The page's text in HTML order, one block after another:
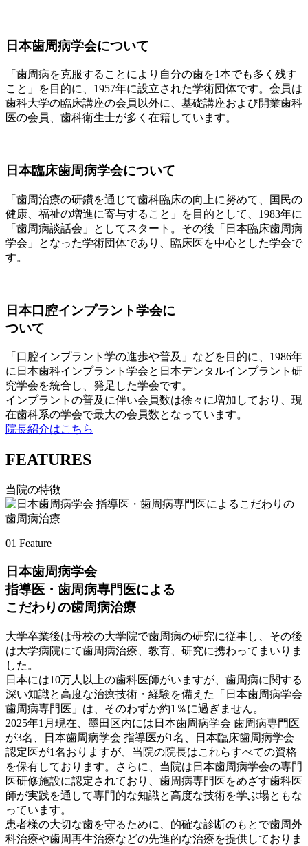
日本歯周病学会について
「歯周病を克服することにより自分の歯を1本でも多く残す
こと」を目的に、1957年に設立された学術団体です。会員は
歯科大学の臨床講座の会員以外に、基礎講座および開業歯科
医の会員、歯科衛生士が多く在籍しています。
日本臨床歯周病学会について
「歯周治療の研鑽を通じて歯科臨床の向上に努めて、国民の
健康、福祉の増進に寄与すること」を目的として、1983年に
「歯周病談話会」としてスタート。その後「日本臨床歯周病
学会」となった学術団体であり、臨床医を中心とした学会で
す。
日本口腔インプラント学会に
ついて
「口腔インプラント学の進歩や普及」などを目的に、1986年
に日本歯科インプラント学会と日本デンタルインプラント研
究学会を統合し、発足した学会です。
インプラントの普及に伴い会員数は徐々に増加しており、現
在歯科系の学会で最大の会員数となっています。
院長紹介はこちら
FEATURES
当院の特徴
01 Feature
日本歯周病学会
指導医・歯周病専門医による
こだわりの歯周病治療
大学卒業後は母校の大学院で歯周病の研究に従事し、その後
は大学病院にて歯周病治療、教育、研究に携わってまいりま
した。
日本には10万人以上の歯科医師がいますが、歯周病に関する
深い知識と高度な治療技術・経験を備えた「日本歯周病学会
歯周病専門医」は、そのわずか約1％に過ぎません。
2025年1月現在、墨田区内には日本歯周病学会 歯周病専門医
が3名、日本歯周病学会 指導医が1名、日本臨床歯周病学会
認定医が1名おりますが、当院の院長はこれらすべての資格
を保有しております。さらに、当院は日本歯周病学会の専門
医研修施設に認定されており、歯周病専門医をめざす歯科医
師が実践を通して専門的な知識と高度な技術を学ぶ場ともな
っています。
患者様の大切な歯を守るために、的確な診断のもとで歯周外
科治療や歯周再生治療などの先進的な治療を提供しておりま